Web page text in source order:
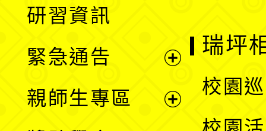
單
選
單
研習資訊
緊急通告
親師生專區
瑞坪
校園